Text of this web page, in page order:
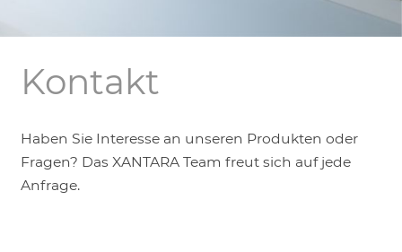
Kontakt
Haben Sie Interesse an unseren Produkten oder
Fragen? Das XANTARA Team freut sich auf jede
Anfrage.